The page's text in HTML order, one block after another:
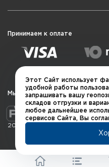
Принимаем к оплате
Мы в социальных сетях
2026 © QUARTA "Оружейный
Этот Сайт использует
удобной работы
запрашивать вашу
складов отгрузки и
любое дальнейшее
сервисов Сайта, Вы